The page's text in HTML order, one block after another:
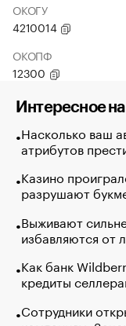
ОКОГУ
4210014
ОКОПФ
12300
Интересное
Насколько ваш
атрибутов
Казино
разрушают
Выживают
избавляются от
Как банк
кредиты
Сотрудники